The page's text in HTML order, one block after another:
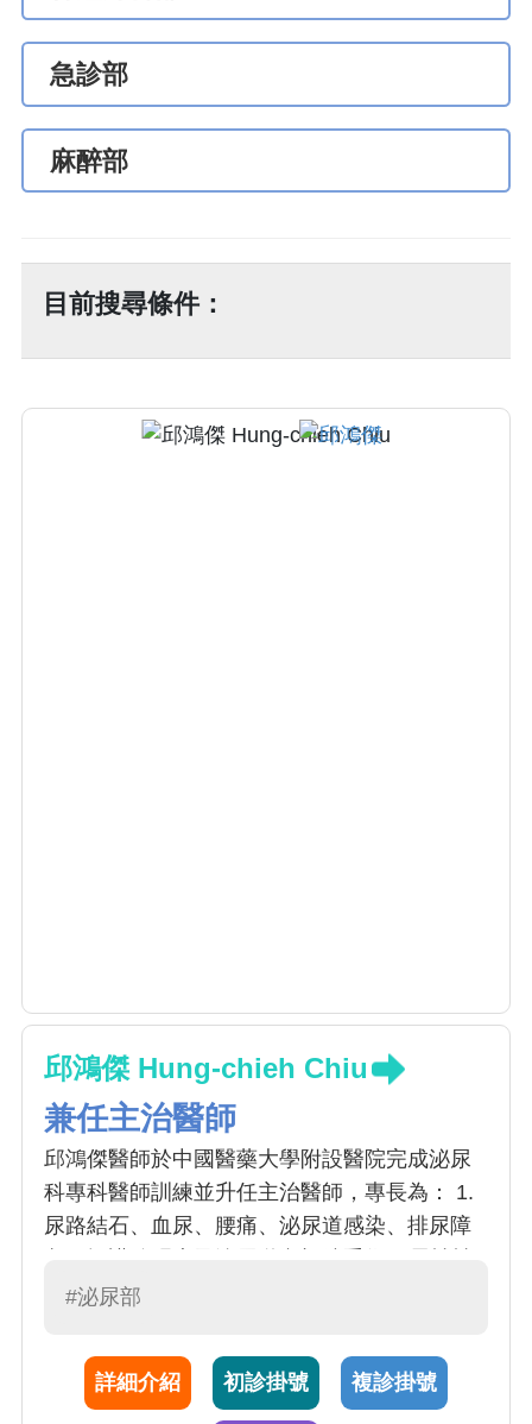
急診部
麻醉部
目前搜尋條件：
邱鴻傑 Hung-chieh Chiu
兼任主治醫師
邱鴻傑醫師於中國醫藥大學附設醫院完成泌尿
科專科醫師訓練並升任主治醫師，專長為： 1.
尿路結石、血尿、腰痛、泌尿道感染、排尿障
功能障礙、不孕症、輸精管結紮及精索靜脈曲
切手術以及疝氣修補手術
#泌尿部
詳細介紹 初診掛號 複診掛號